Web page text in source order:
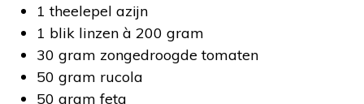
1 theelepel azijn
1 blik linzen à 200 gram
30 gram zongedroogde tomaten
50 gram rucola
50 gram feta